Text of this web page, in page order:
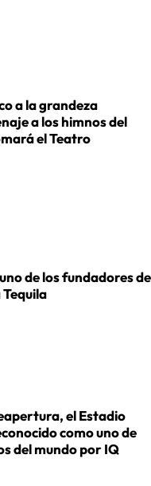
a la grandeza
a los himnos del
el Teatro
de los fundadores de
el Estadio
como uno de
del mundo por IQ